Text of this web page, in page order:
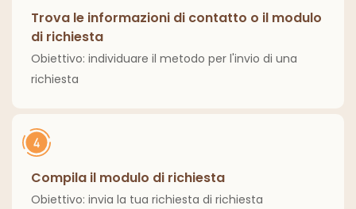
Trova le informazioni di contatto o il modulo
di richiesta
Obiettivo: individuare il metodo per l'invio di una
richiesta
Compila il modulo di richiesta
Obiettivo: invia la tua richiesta di richiesta